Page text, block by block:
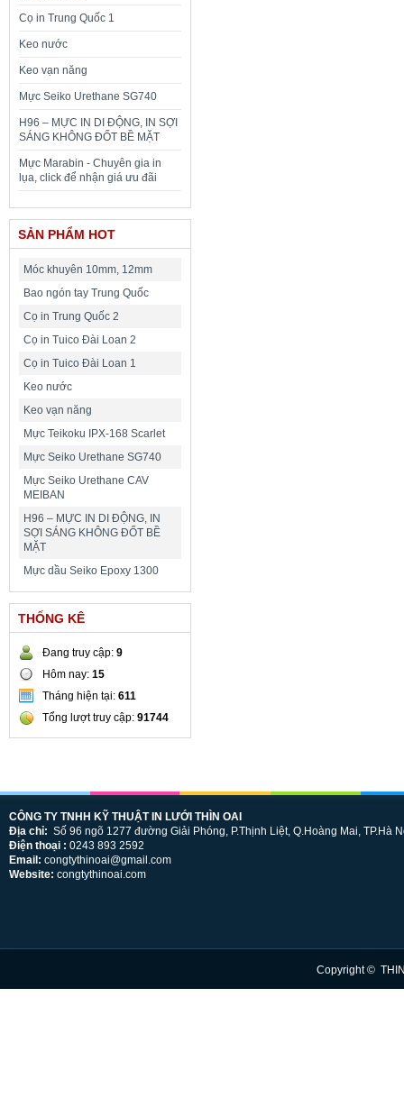
Cọ in Trung Quốc 1
Keo nước
Keo vạn năng
Mực Seiko Urethane SG740
H96 – MỰC IN DI ĐỘNG, IN SỢI
SÁNG KHÔNG ĐỐT BỀ MẶT
Mực Marabin - Chuyên gia in
lụa, click để nhận giá ưu đãi
SẢN PHẨM HOT
Móc khuyên 10mm, 12mm
Bao ngón tay Trung Quốc
Cọ in Trung Quốc 2
Cọ in Tuico Đài Loan 2
Cọ in Tuico Đài Loan 1
Keo nước
Keo vạn năng
Mực Teikoku IPX-168 Scarlet
Mực Seiko Urethane SG740
Mực Seiko Urethane CAV
MEIBAN
H96 – MỰC IN DI ĐỘNG, IN
SỢI SÁNG KHÔNG ĐỐT BỀ
MẶT
Mực dầu Seiko Epoxy 1300
THỐNG KÊ
Đang truy cập: 9
Hôm nay: 15
Tháng hiện tại: 611
Tổng lượt truy cập: 91744
CÔNG TY TNHH KỸ THUẬT IN LƯỚI THÌN OAI
Địa chỉ: Số 96 ngõ 1277 đường Giải Phóng, P.Thịnh Liệt, Q.Hoàng Mai, TP.Hà
Điện thoại : 0243 893 2592
Email: congtythinoai@gmail.com
Website: congtythinoai.com
Copyright ©